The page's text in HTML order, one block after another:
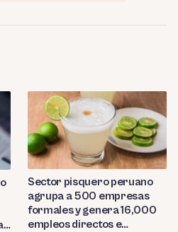
Sector pisquero peruano
agrupa a 500 empresas
formales y genera 16,000
empleos directos e